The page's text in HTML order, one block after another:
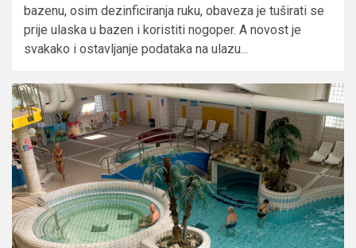
bazenu, osim dezinficiranja ruku, obaveza je tuširati se
prije ulaska u bazen i koristiti nogoper. A novost je
svakako i ostavljanje podataka na ulazu...